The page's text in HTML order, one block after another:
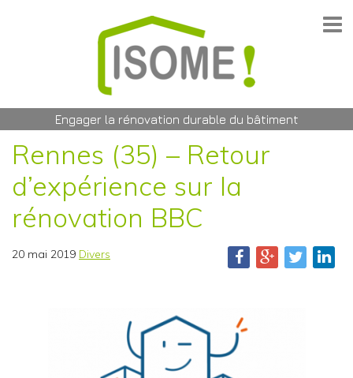
Engager la rénovation durable du bâtiment
Rennes (35) – Retour
d’expérience sur la
rénovation BBC
20 mai 2019 Divers